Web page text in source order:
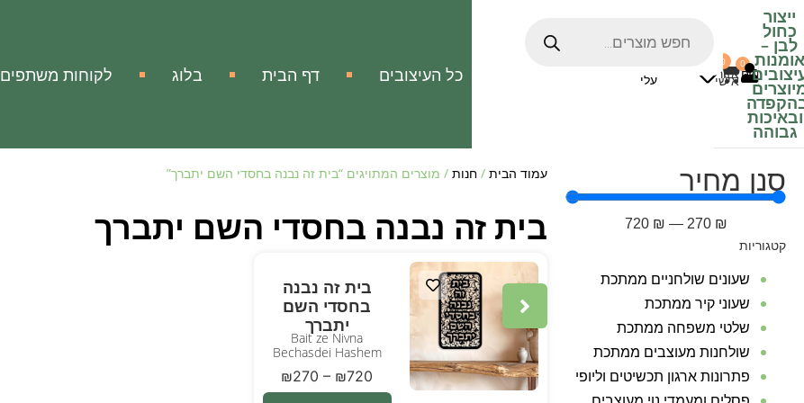
ייצור
כחול
לבן –
אומנות
ובאיכות
גבוהה
₪0
0
עלי
0
אזור
אישי כל העיצובים דף הבית בלוג לקוחות משתפים
סנן מחיר
₪
270
—
₪
720
קטגוריות
שעונים שולחניים ממתכת
שעוני קיר ממתכת
שלטי משפחה ממתכת
שולחנות מעוצבים ממתכת
פתרונות ארגון תכשיטים וליופי
עמוד הבית/ חנות/ מוצרים המתויגים “בית זה נבנה בחסדי השם יתברך”
בית זה נבנה בחסדי השם יתברך
בית זה נבנה
בחסדי השם
יתברך
Bait ze Nivna
Bechasdei Hashem
₪270 – ₪720